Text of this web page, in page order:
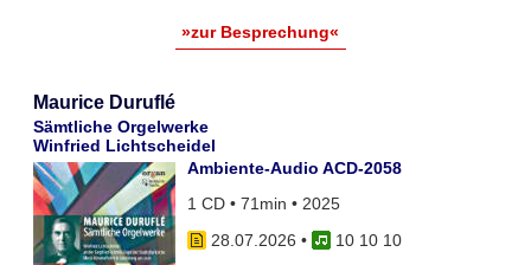
»zur Besprechung«
Maurice Duruflé
Sämtliche Orgelwerke
Winfried Lichtscheidel
Ambiente-Audio ACD-2058
1 CD • 71min • 2025
28.07.2026 •
10 10 10